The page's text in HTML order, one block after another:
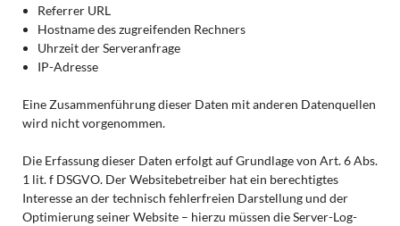
Referrer URL
Hostname des zugreifenden Rechners
Uhrzeit der Serveranfrage
IP-Adresse
Eine Zusammenführung dieser Daten mit anderen Datenquellen
wird nicht vorgenommen.
Die Erfassung dieser Daten erfolgt auf Grundlage von Art. 6 Abs.
1 lit. f DSGVO. Der Websitebetreiber hat ein berechtigtes
Interesse an der technisch fehlerfreien Darstellung und der
Optimierung seiner Website – hierzu müssen die Server-Log-